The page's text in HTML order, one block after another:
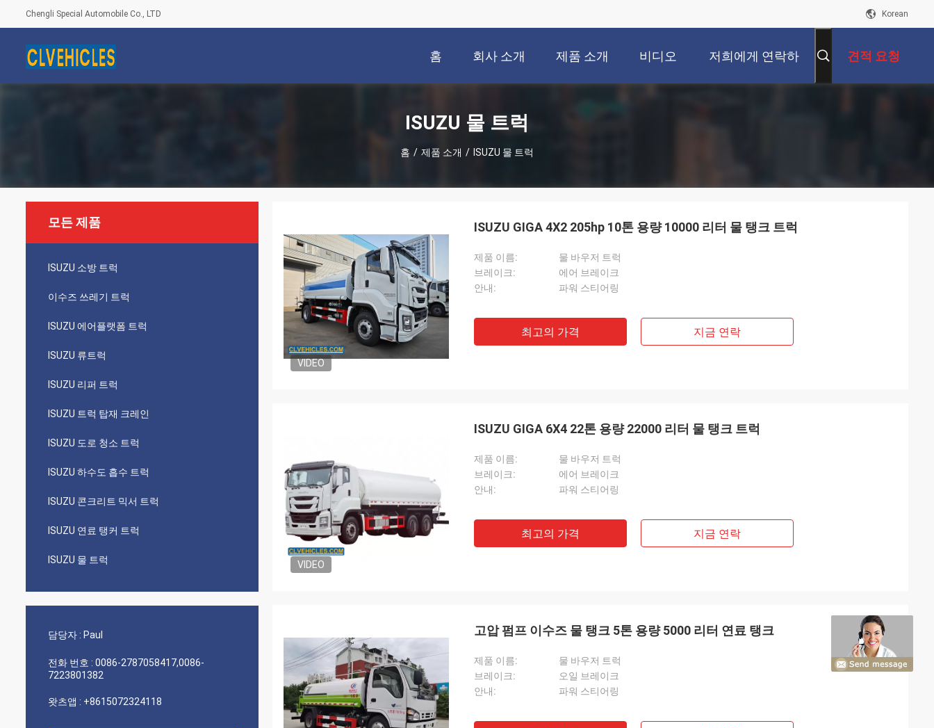
Chengli Special Automobile Co., LTD Korean
홈 회사 소개 제품 소개 비디오 저희에게 연락하 견적 요청
ISUZU 물 트럭
홈 / 제품 소개 / ISUZU 물 트럭
모든 제품
ISUZU 소방 트럭
이수즈 쓰레기 트럭
ISUZU 에어플랫폼 트럭
ISUZU 류트럭
ISUZU 리퍼 트럭
ISUZU 트럭 탑재 크레인
ISUZU 도로 청소 트럭
ISUZU 하수도 흡수 트럭
ISUZU 콘크리트 믹서 트럭
ISUZU 연료 탱커 트럭
ISUZU 물 트럭
담당자 : Paul
전화 번호 : 0086-2787058417,0086-
7223801382
왓츠앱 : +8615072324118
VIDEO
ISUZU GIGA 4X2 205hp 10톤 용량 10000 리터 물 탱크 트럭
제품 이름:
물 바우저 트럭
브레이크:
에어 브레이크
안내:
파워 스티어링
최고의 가격 지금 연락
VIDEO
ISUZU GIGA 6X4 22톤 용량 22000 리터 물 탱크 트럭
제품 이름:
물 바우저 트럭
브레이크:
에어 브레이크
안내:
파워 스티어링
최고의 가격 지금 연락
고압 펌프 이수즈 물 탱크 5톤 용량 5000 리터 연료 탱크
제품 이름:
물 바우저 트럭
브레이크:
오일 브레이크
안내:
파워 스티어링